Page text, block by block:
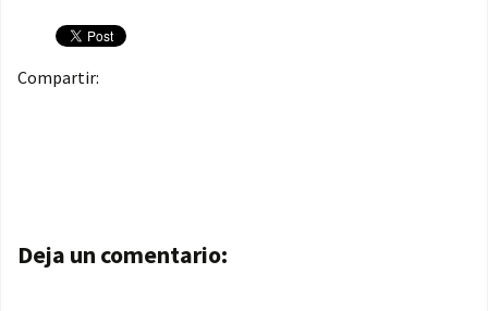
Compartir:
Navegación de entradas
Deja un comentario: